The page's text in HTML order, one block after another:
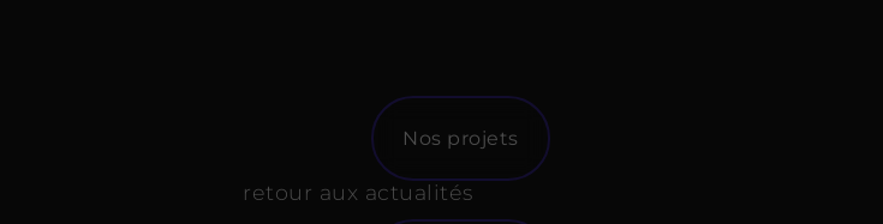
Nos projets
retour aux actualités